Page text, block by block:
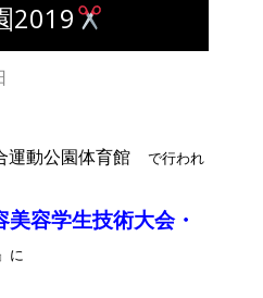
2019
運動公園体育館
で行われ
容学生技術大会・
に